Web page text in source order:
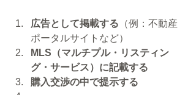
広告として掲載する （例：不動産
ポータルサイトなど）
MLS（マルチプル・リスティン
グ・サービス）に記載する
購入交渉の中で提示する